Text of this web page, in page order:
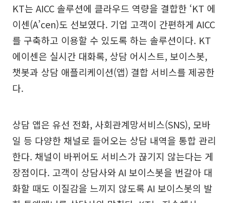
KT는 AICC 솔루션에 클라우드 역량을 결합한 ‘KT 에
이센(A’cen)도 선보였다. 기업 고객이 간편하게 AICC
를 구축하고 이용할 수 있도록 하는 솔루션이다. KT
에이센은 실시간 대화록, 상담 어시스트, 보이스봇,
챗봇과 상담 애플리케이션(앱) 결합 서비스를 제공한
다.
상담 앱은 유선 전화, 사회관계망서비스(SNS), 모바
일 등 다양한 채널로 들어오는 상담 내역을 통합 관리
한다. 채널이 바뀌어도 서비스가 끊기지 않는다는 게
장점이다. 고객이 상담사와 AI 보이스봇을 번갈아 대
화할 때도 이질감을 느끼지 않도록 AI 보이스봇의 발